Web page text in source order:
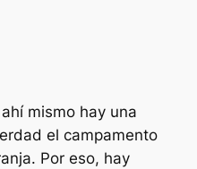
mismo hay una
el campamento
Por eso, hay